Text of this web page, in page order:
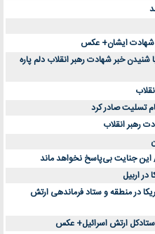
شهادت ایشان+ عکس
خبر شهادت رهبر انقلاب دلم پاره
تسلیت صادر کرد
رهبر انقلاب
این جنایت بی‌پاسخ نخواهد ماند
در اربیل
آمریکا در منطقه و ستاد فرماندهی ارتش
ارتش اسرائیل+ عکس